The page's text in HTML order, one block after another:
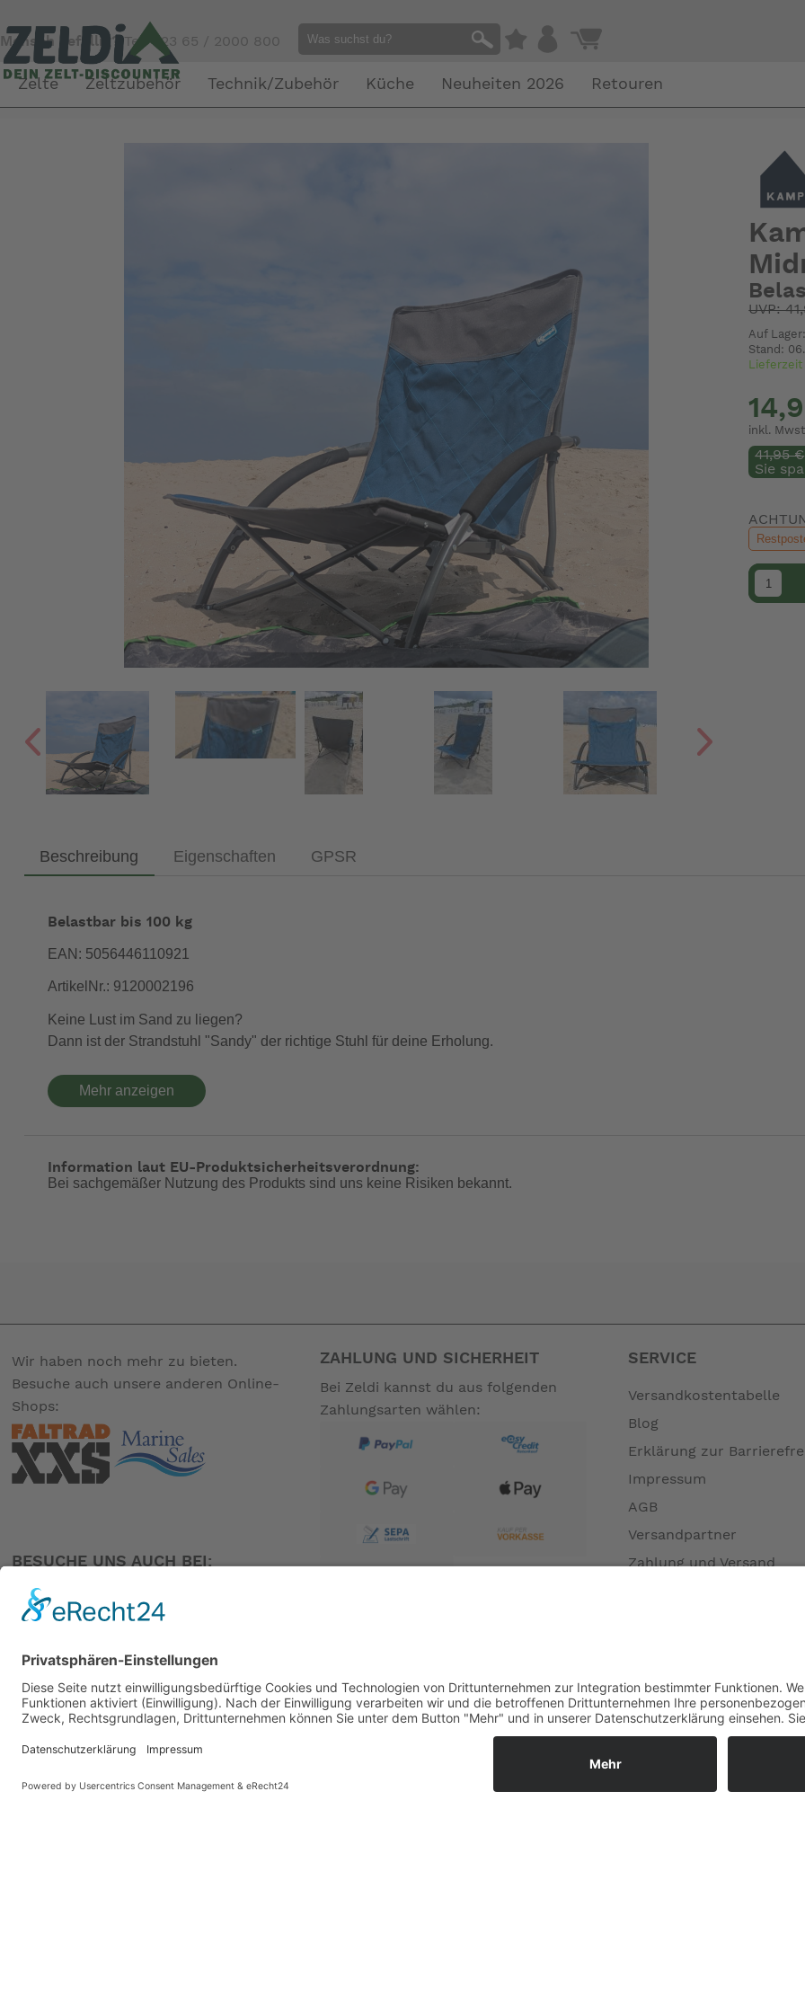
Mensch gefällig? Tel. 023 65 / 2000 800
Zelte Zeltzubehör Technik/Zubehör Küche Neuheiten 2026 Retouren
UVP:
Auf
Stand:
Lieferzeit
inkl.
41,95 €
Sie
Beschreibung Eigenschaften GPSR
Belastbar bis 100 kg
EAN: 5056446110921
ArtikelNr.: 9120002196
Keine Lust im Sand zu liegen?
Dann ist der Strandstuhl "Sandy" der richtige Stuhl für deine Erholung.
Farbe: Midnight blau
Rahmen: Stahl
Maße: 45 x 67 x 54 cm (T x H x B)
Packmaß: 76 x 17 x 15 cm (T x H x B)
Mehr anzeigen
Information laut EU-Produktsicherheitsverordnung:
Bei sachgemäßer Nutzung des Produkts sind uns keine Risiken bekannt.
Wir haben noch mehr zu bieten.
Besuche auch unsere anderen Online-
Shops:
BESUCHE UNS AUCH BEI:
PARTNER
ZAHLUNG UND SICHERHEIT
Bei Zeldi kannst du aus folgenden
Zahlungsarten wählen:
SERVICE
Versandkostentabelle
Blog
Erklärung zur
Impressum
AGB
Versandpartner
Zahlung und Versand
Fernabsatz
Rücknahme (Zelte)